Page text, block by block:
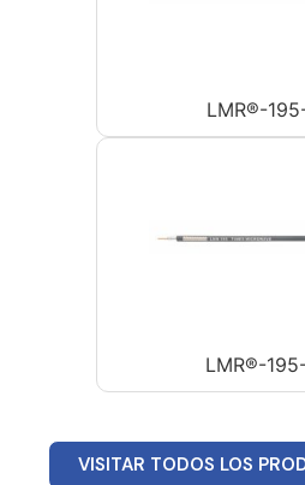
LMR®-
LMR®-
VISITAR TODOS LOS